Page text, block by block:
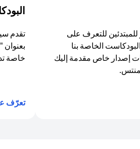
للتعرف على
الخاصة بنا
إصدار خاص مقدمة إليك
تقدم
خاصة
تعرّف